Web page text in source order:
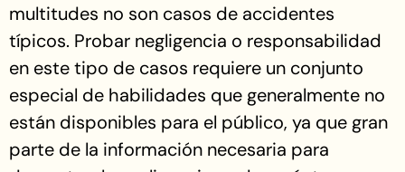
multitudes no son casos de accidentes
típicos. Probar negligencia o responsabilidad
en este tipo de casos requiere un conjunto
especial de habilidades que generalmente no
están disponibles para el público, ya que gran
parte de la información necesaria para